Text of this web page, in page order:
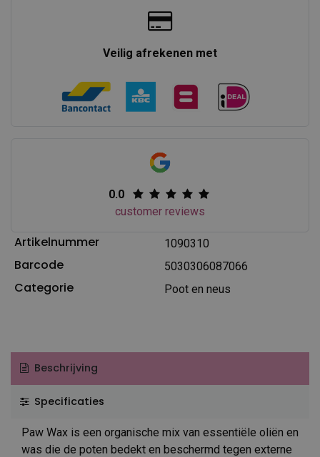
Veilig afrekenen met
0.0
customer reviews
Artikelnummer 1090310
Barcode 5030306087066
Categorie Poot en neus
Beschrijving
Specificaties
Paw Wax is een organische mix van essentiële oliën en
was die de poten bedekt en beschermd tegen externe